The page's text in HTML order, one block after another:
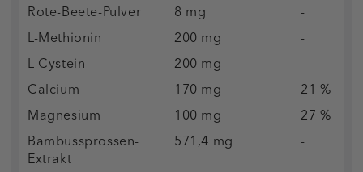
Rote-Beete-Pulver
8 mg
-
L-Methionin
200 mg
-
L-Cystein
200 mg
-
Calcium
170 mg
21 %
Magnesium
100 mg
27 %
Bambussprossen-
Extrakt
571,4 mg
-